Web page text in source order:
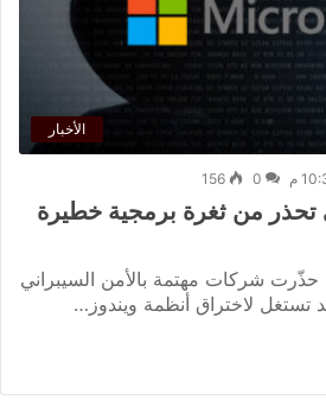
الأخبار
0
156
من ثغرة برمجية خطيرة
شركات مهتمة بالأمن السيبراني
تستغل لاختراق أنظمة ويندوز…